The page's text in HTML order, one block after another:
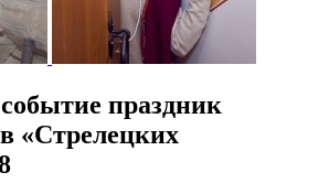
праздник
«Стрелецких